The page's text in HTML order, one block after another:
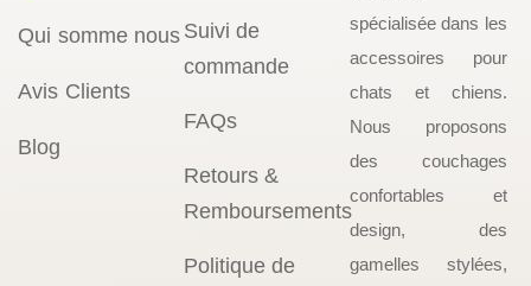
Qui somme nous
Avis Clients
Blog
Suivi de
commande
FAQs
Retours &
Remboursements
Politique de
spécialisée dans les
accessoires pour
chats et chiens.
Nous proposons
des couchages
confortables et
design, des
gamelles stylées,